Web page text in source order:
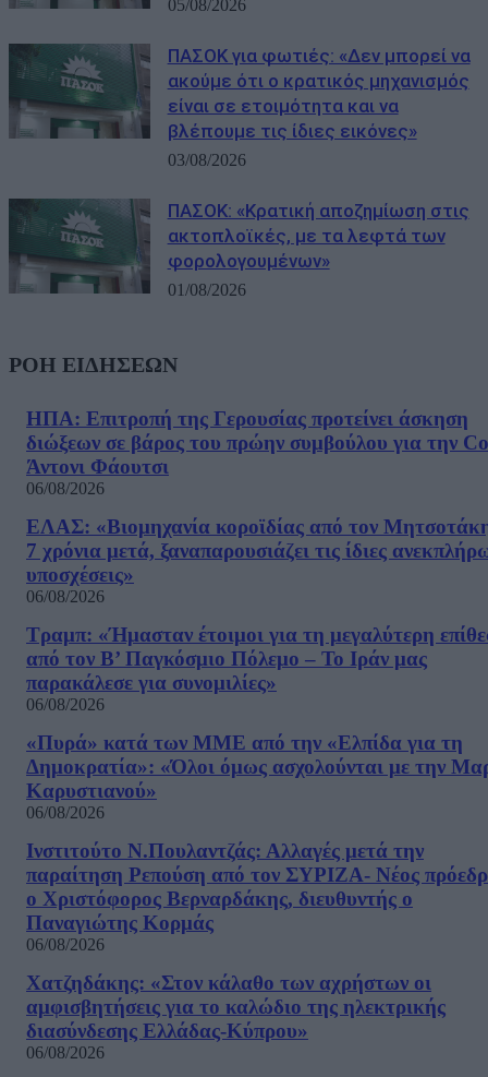
05/08/2026
ΠΑΣΟΚ για φωτιές: «Δεν μπορεί να
ακούμε ότι ο κρατικός μηχανισμός
είναι σε ετοιμότητα και να
βλέπουμε τις ίδιες εικόνες»
03/08/2026
ΠΑΣΟΚ: «Κρατική αποζημίωση στις
ακτοπλοϊκές, με τα λεφτά των
φορολογουμένων»
01/08/2026
ΡΟΗ ΕΙΔΗΣΕΩΝ
ΗΠΑ: Επιτροπή της Γερουσίας προτείνει άσκηση
διώξεων σε βάρος του πρώην συμβούλου για την
Άντονι Φάουτσι
06/08/2026
ΕΛΑΣ: «Βιομηχανία κοροϊδίας από τον
7 χρόνια μετά, ξαναπαρουσιάζει τις ίδιες
υποσχέσεις»
06/08/2026
Τραμπ: «Ήμασταν έτοιμοι για τη μεγαλύτερη
από τον Β’ Παγκόσμιο Πόλεμο – Το Ιράν μας
παρακάλεσε για συνομιλίες»
06/08/2026
«Πυρά» κατά των ΜΜΕ από την «Ελπίδα για τη
Δημοκρατία»: «Όλοι όμως ασχολούνται με την
Καρυστιανού»
06/08/2026
Ινστιτούτο Ν.Πουλαντζάς: Αλλαγές μετά την
παραίτηση Ρεπούση από τον ΣΥΡΙΖΑ- Νέος
ο Χριστόφορος Βερναρδάκης, διευθυντής ο
Παναγιώτης Κορμάς
06/08/2026
Χατζηδάκης: «Στον κάλαθο των αχρήστων οι
αμφισβητήσεις για το καλώδιο της ηλεκτρικής
διασύνδεσης Ελλάδας-Κύπρου»
06/08/2026